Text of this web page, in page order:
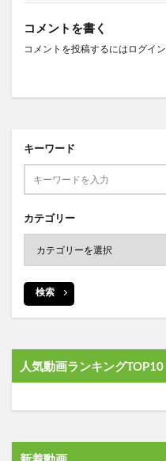
コメントを書く
コメントを投稿するには ログイン
キーワード
カテゴリー
検索
人気動画ランキングTOP10